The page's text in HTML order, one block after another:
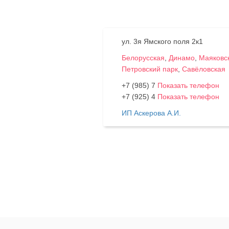
ул. 3я Ямского поля 2к1
Белорусская, Динамо,
Петровский парк, Савёловская
+7 (985) 7 Показать телефон
+7 (925) 4 Показать телефон
ИП Аскерова А.И.